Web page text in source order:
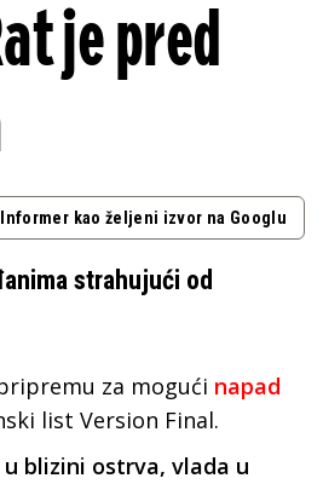
je pred
Informer kao željeni izvor na Googlu
strahujući od
za mogući napad
list Version Final.
blizini ostrva, vlada u